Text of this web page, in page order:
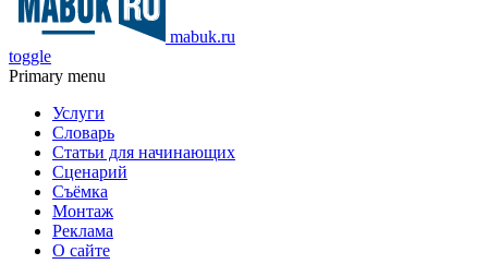
mabuk.ru
toggle
Primary menu
Услуги
Словарь
Статьи для начинающих
Сценарий
Съёмка
Монтаж
Реклама
О сайте